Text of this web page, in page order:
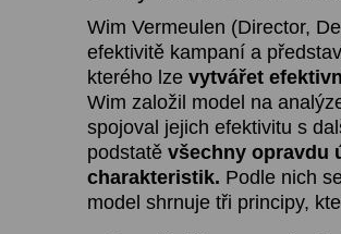
Wim Vermeulen (Director,
efektivitě kampaní a
kterého lze vytvářet
Wim založil model na
spojoval jejich efektivitu s
podstatě všechny opravdu
charakteristik. Podle nich
model shrnuje tři principy,